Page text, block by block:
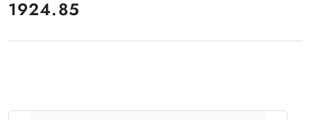
Cena:
1924.85